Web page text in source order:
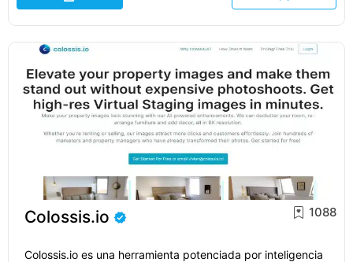
Colossis.io 1088
Colossis.io es una herramienta potenciada por inteligencia